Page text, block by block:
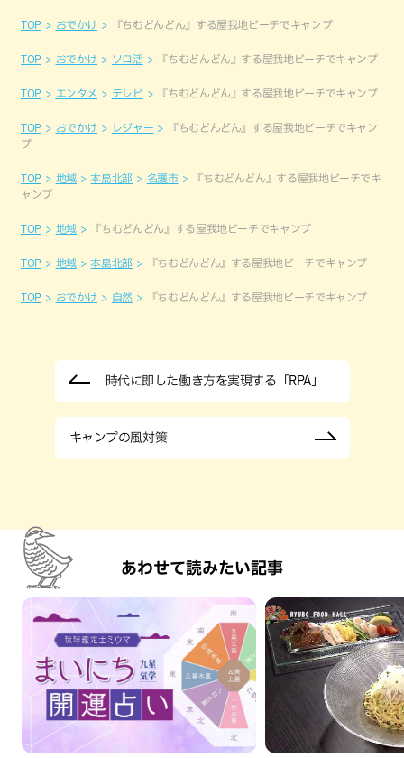
TOP おでかけ 『ちむどんどん』する屋我地ビーチでキャンプ
TOP おでかけ ソロ活 『ちむどんどん』する屋我地ビーチでキャンプ
TOP エンタメ テレビ 『ちむどんどん』する屋我地ビーチでキャンプ
TOP おでかけ レジャー
『ちむどんどん』する屋我地ビーチでキャン
プ
TOP 地域 本島北部 名護市
『ちむどんどん』する屋我地ビーチでキ
ャンプ
TOP 地域 『ちむどんどん』する屋我地ビーチでキャンプ
TOP 地域 本島北部 『ちむどんどん』する屋我地ビーチでキャンプ
TOP おでかけ 自然 『ちむどんどん』する屋我地ビーチでキャンプ
時代に即した働き方を実現する「RPA」
キャンプの風対策
あわせて読みたい記事